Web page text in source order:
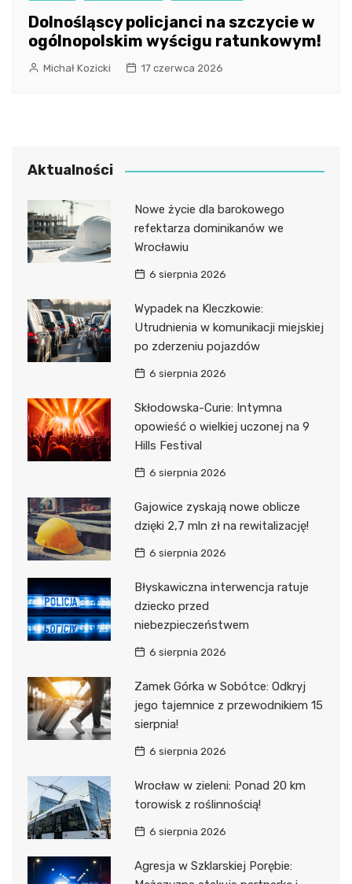
Dolnośląscy policjanci na szczycie w
ogólnopolskim wyścigu ratunkowym!
Michał Kozicki 17 czerwca 2026
Aktualności
Nowe życie dla barokowego
refektarza dominikanów we
Wrocławiu
6 sierpnia 2026
Wypadek na Kleczkowie:
Utrudnienia w komunikacji miejskiej
po zderzeniu pojazdów
6 sierpnia 2026
Skłodowska-Curie: Intymna
opowieść o wielkiej uczonej na 9
Hills Festival
6 sierpnia 2026
Gajowice zyskają nowe oblicze
dzięki 2,7 mln zł na rewitalizację!
6 sierpnia 2026
Błyskawiczna interwencja ratuje
dziecko przed
niebezpieczeństwem
6 sierpnia 2026
Zamek Górka w Sobótce: Odkryj
jego tajemnice z przewodnikiem 15
sierpnia!
6 sierpnia 2026
Wrocław w zieleni: Ponad 20 km
torowisk z roślinnością!
6 sierpnia 2026
Agresja w Szklarskiej Porębie: